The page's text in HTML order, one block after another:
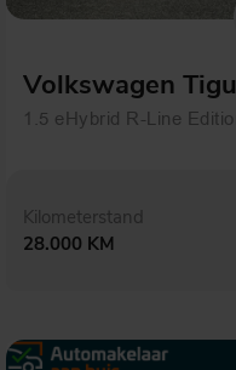
Volkswagen
1.5 eHybrid R-Line
Kilometerstand
28.000 KM